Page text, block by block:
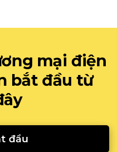
mại điện
bắt đầu từ
đầu